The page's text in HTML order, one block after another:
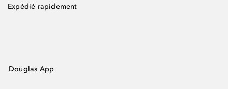
Expédié rapidement
Douglas App